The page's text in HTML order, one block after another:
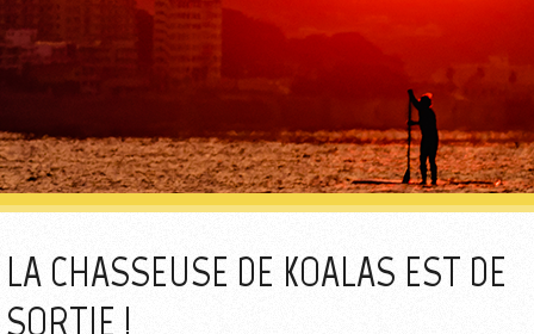
LA CHASSEUSE DE KOALAS EST DE
SORTIE !